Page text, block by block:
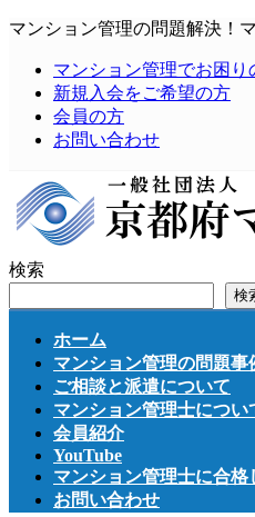
コ
ッ
プ
ナ
移
動
マンション管理の問題解決！
マンション管理でお困り
新規入会をご希望の方
会員の方
お問い合わせ
検索
検
ホーム
マンション管理の問題事
ご相談と派遣について
マンション管理士につい
会員紹介
YouTube
マンション管理士に合格
お問い合わせ